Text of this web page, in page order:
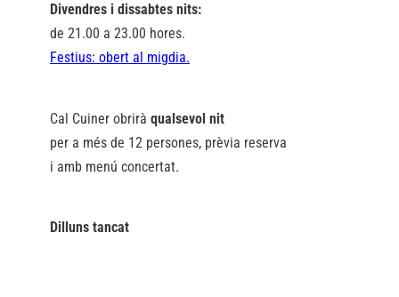
Divendres i dissabtes nits:
de 21.00 a 23.00 hores.
Festius: obert al migdia.
Cal Cuiner obrirà qualsevol nit
per a més de 12 persones, prèvia reserva
i amb menú concertat.
Dilluns tancat